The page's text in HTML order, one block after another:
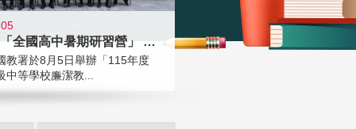
國教署「全國高中暑期研習營」 以多
教署於8月5日舉辦「115年度
中等學校廉潔教...